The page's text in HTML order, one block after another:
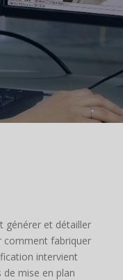
générer et détailler
comment fabriquer
intervient
mise en plan